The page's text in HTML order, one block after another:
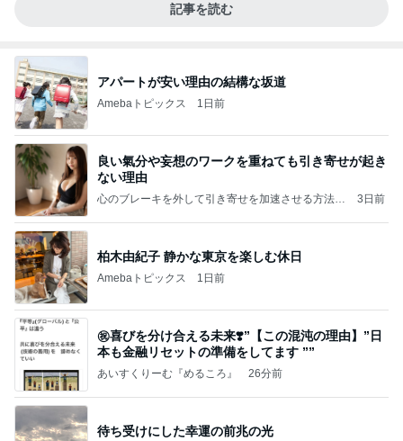
記事を読む
アパートが安い理由の結構な坂道
Amebaトピックス 1日前
良い氣分や妄想のワークを重ねても引き寄せが起き
ない理由
心のブレーキを外して引き寄せを加速させる方法：
3日前
柏木由紀子 静かな東京を楽しむ休日
Amebaトピックス 1日前
㊗️喜びを分け合える未来❣️”【この混沌の理由】”⽇
本も⾦融リセットの準備をしてます ””
あいすくりーむ『めるころ』 26分前
待ち受けにした幸運の前兆の光